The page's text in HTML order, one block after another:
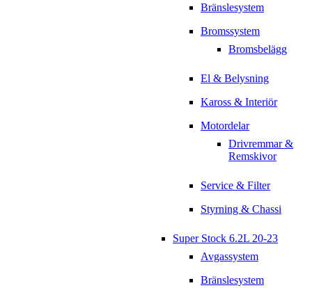
Bränslesystem
Bromssystem
Bromsbelägg
El & Belysning
Kaross & Interiör
Motordelar
Drivremmar &
Remskivor
Service & Filter
Styrning & Chassi
Super Stock 6.2L 20-23
Avgassystem
Bränslesystem